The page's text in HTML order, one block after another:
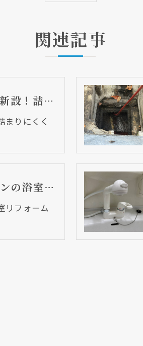
関連記事
大阪市東住吉区 トイレを新設！詰まりにくく快適になりました！
りにくく
大阪市西区 分譲マンションの浴室リフォーム工事 浴室床カバー工法
リフォーム